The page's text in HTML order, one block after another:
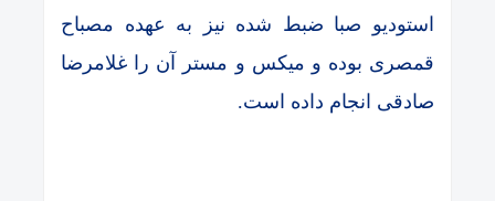
استودیو صبا ضبط شده نیز به عهده مصباح
قمصری بوده و میکس و مستر آن را غلامرضا
صادقی انجام داده است.